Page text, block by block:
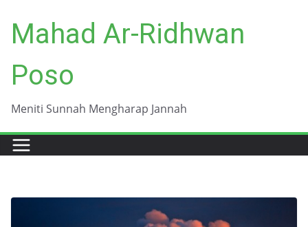
content
Mahad Ar-Ridhwan
Poso
Meniti Sunnah Mengharap Jannah